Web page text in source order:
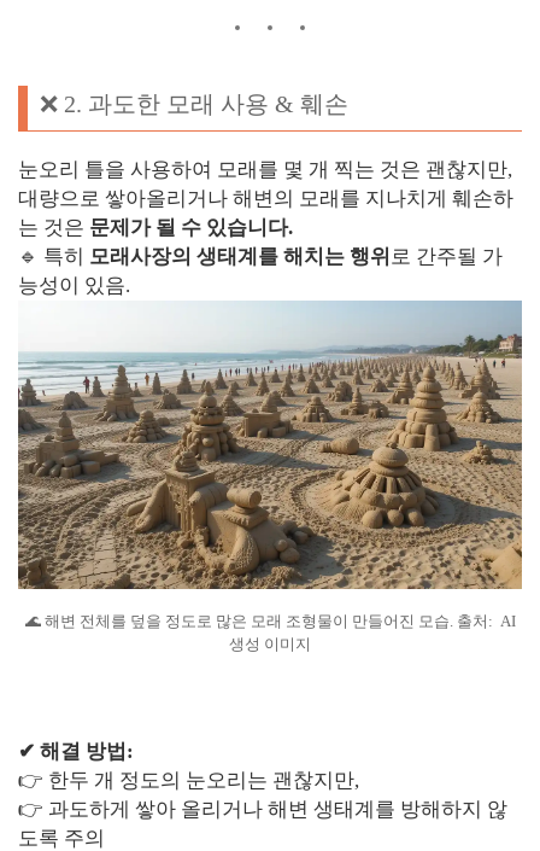
❌ 2. 과도한 모래 사용 & 훼손
눈오리 틀을 사용하여 모래를 몇 개 찍는 것은 괜찮지만,
대량으로 쌓아올리거나 해변의 모래를 지나치게 훼손하
는 것은 문제가 될 수 있습니다.
🔹 특히 모래사장의 생태계를 해치는 행위 로 간주될 가
능성이 있음.
🌊 해변 전체를 덮을 정도로 많은 모래 조형물이 만들어진 모습. 출처: AI
생성 이미지
✔ 해결 방법:
👉 한두 개 정도의 눈오리는 괜찮지만,
👉 과도하게 쌓아 올리거나 해변 생태계를 방해하지 않
도록 주의